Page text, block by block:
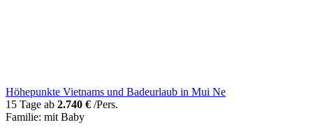
Höhepunkte Vietnams und Badeurlaub in Mui Ne
15 Tage ab 2.740 € /Pers.
Familie: mit Baby